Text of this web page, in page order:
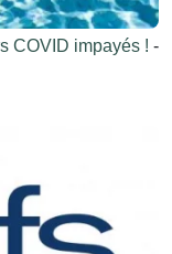
COVID impayés ! -